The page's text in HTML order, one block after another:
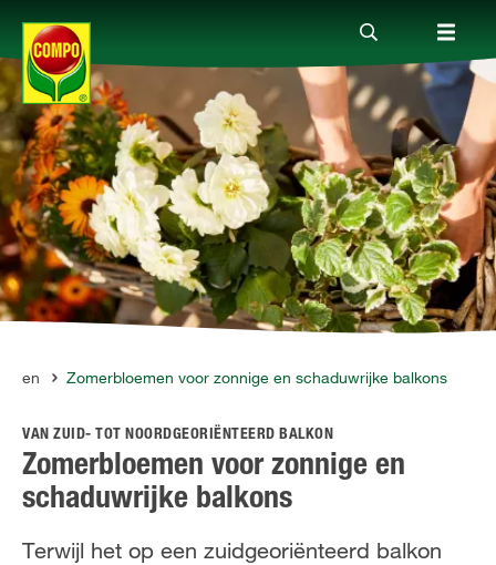
Producten
Advies
Thema's
Tot je dienst
Onderneming
FR NL
Zomerbloemen voor zonnige en schaduwrijke balkons
VAN ZUID- TOT NOORDGEORIËNTEERD BALKON
Zomerbloemen voor zonnige en
schaduwrijke balkons
Terwijl het op een zuidgeoriënteerd balkon